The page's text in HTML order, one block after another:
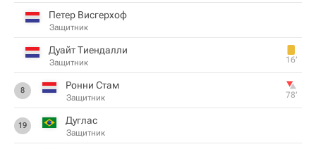
Петер Висгерхоф
Защитник
Дуайт Тиендалли
Защитник 16‎’‎
8 Ронни Стам
Защитник 78‎’‎
19 Дуглас
Защитник